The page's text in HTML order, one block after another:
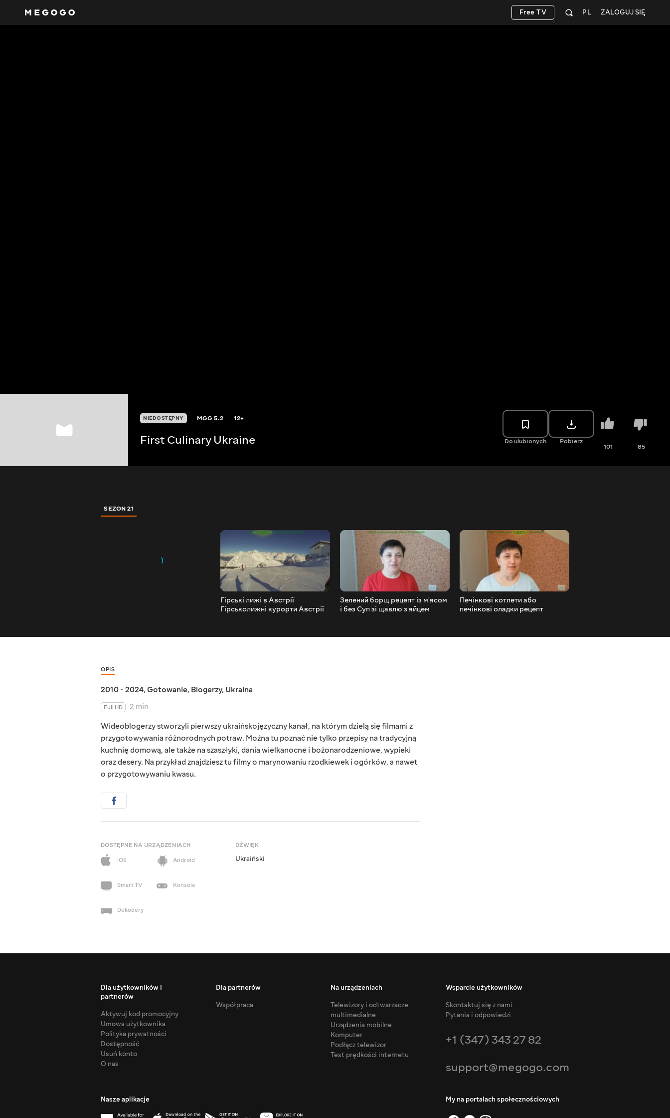
ZALOGUJ SIĘ
PL
Free TV
NIEDOSTĘPNY MGG5.2 12+
First Culinary Ukraine Do ulubionych Pobierz
101 85
SEZON 21
Гірські лижі в Австрії
Гірськолижні курорти Австрії
Зелений борщ рецепт із м'ясом
і без Суп зі щавлю з яйцем
Печінкові котлети або
печінкові оладки рецепт
OPIS
2010 - 2024, Gotowanie, Blogerzy, Ukraina
Full HD
2 min
Wideoblogerzy stworzyli pierwszy ukraińskojęzyczny kanał, na którym dzielą się filmami z
przygotowywania różnorodnych potraw. Można tu poznać nie tylko przepisy na tradycyjną
kuchnię domową, ale także na szaszłyki, dania wielkanocne i bożonarodzeniowe, wypieki
oraz desery. Na przykład znajdziesz tu filmy o marynowaniu rzodkiewek i ogórków, a nawet
o przygotowywaniu kwasu.
DOSTĘPNE NA URZĄDZENIACH
iOS
Android
Smart TV Konsole
Dekodery
DŹWIĘK
Ukraiński
Dla użytkowników i
partnerów
Aktywuj kod promocyjny
Umowa użytkownika
Polityka prywatności
Dostępność
Usuń konto
O nas
Dla partnerów
Współpraca
Na urządzeniach
Telewizory i odtwarzacze
multimedialne
Urządzenia mobilne
Komputer
Podłącz telewizor
Test prędkości internetu
Wsparcie użytkowników
Skontaktuj się z nami
Pytania i odpowiedzi
+1 (347) 343 27 82
support@megogo.com
Nasze aplikacje My na portalach społecznościowych